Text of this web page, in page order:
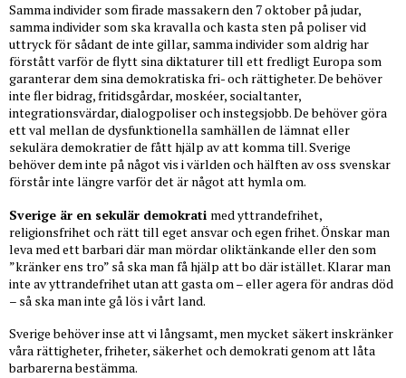
Samma individer som firade massakern den 7 oktober på judar,
samma individer som ska kravalla och kasta sten på poliser vid
uttryck för sådant de inte gillar, samma individer som aldrig har
förstått varför de flytt sina diktaturer till ett fredligt Europa som
garanterar dem sina demokratiska fri- och rättigheter. De behöver
inte fler bidrag, fritidsgårdar, moskéer, socialtanter,
integrationsvärdar, dialogpoliser och instegsjobb. De behöver göra
ett val mellan de dysfunktionella samhällen de lämnat eller
sekulära demokratier de fått hjälp av att komma till. Sverige
behöver dem inte på något vis i världen och hälften av oss svenskar
förstår inte längre varför det är något att hymla om.
Sverige är en sekulär demokrati med yttrandefrihet,
religionsfrihet och rätt till eget ansvar och egen frihet. Önskar man
leva med ett barbari där man mördar oliktänkande eller den som
”kränker ens tro” så ska man få hjälp att bo där istället. Klarar man
inte av yttrandefrihet utan att gasta om – eller agera för andras död
– så ska man inte gå lös i vårt land.
Sverige behöver inse att vi långsamt, men mycket säkert inskränker
våra rättigheter, friheter, säkerhet och demokrati genom att låta
barbarerna bestämma.